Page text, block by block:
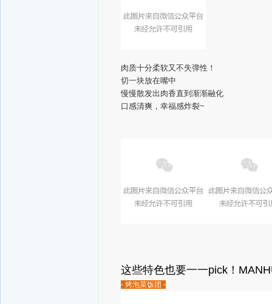
肉质十分柔软又不失弹性！
切一块放在嘴中
慢慢散发出肉香直到渐渐融化
口感清爽，幸福感炸裂~
这些特色也要一一pick！
- 烤泡菜饭团 -